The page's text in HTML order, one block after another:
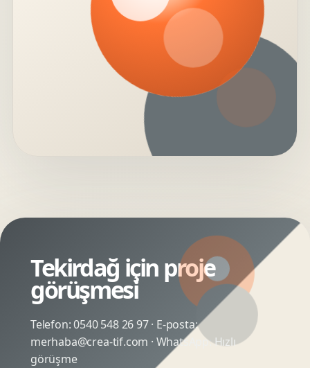
Tekirdağ için proje
görüşmesi
Telefon:0540 548 26 97· E-posta:
merhaba@crea-tif.com · WhatsApp:Hızlı
görüşme